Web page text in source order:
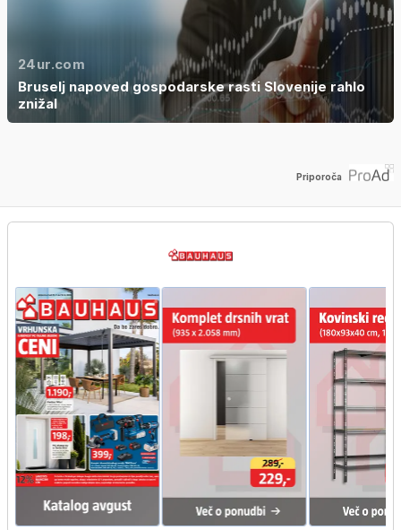
24ur.com
Bruselj napoved gospodarske rasti Slovenije rahlo
znižal
Priporoča